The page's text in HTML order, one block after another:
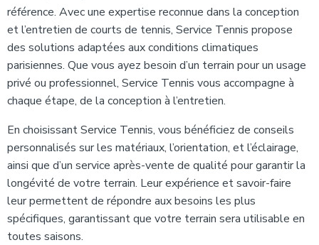
référence. Avec une expertise reconnue dans la conception
et l’entretien de courts de tennis, Service Tennis propose
des solutions adaptées aux conditions climatiques
parisiennes. Que vous ayez besoin d’un terrain pour un usage
privé ou professionnel, Service Tennis vous accompagne à
chaque étape, de la conception à l’entretien.
En choisissant Service Tennis, vous bénéficiez de conseils
personnalisés sur les matériaux, l’orientation, et l’éclairage,
ainsi que d’un service après-vente de qualité pour garantir la
longévité de votre terrain. Leur expérience et savoir-faire
leur permettent de répondre aux besoins les plus
spécifiques, garantissant que votre terrain sera utilisable en
toutes saisons.